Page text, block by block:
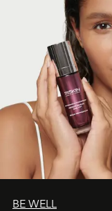
BE WELL